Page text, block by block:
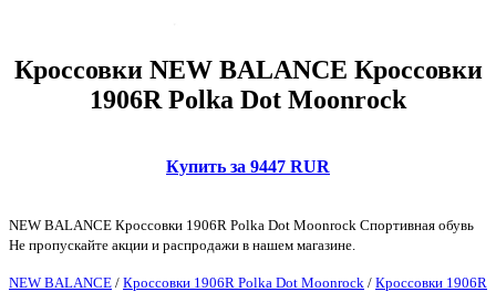
Кроссовки NEW BALANCE Кроссовки
1906R Polka Dot Moonrock
Купить за 9447 RUR
NEW BALANCE Кроссовки 1906R Polka Dot Moonrock Спортивная обувь
Не пропускайте акции и распродажи в нашем магазине.
NEW BALANCE / Кроссовки 1906R Polka Dot Moonrock / Кроссовки 1906R